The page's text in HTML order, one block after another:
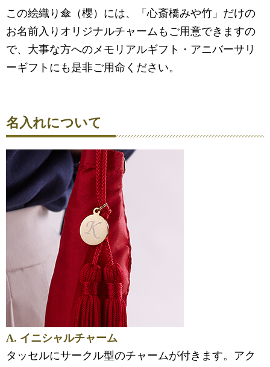
この絵織り傘（櫻）には、「心斎橋みや竹」だけの
お名前入りオリジナルチャームもご用意できますの
で、大事な方へのメモリアルギフト・アニバーサリ
ーギフトにも是非ご用命ください。
名入れについて
A. イニシャルチャーム
タッセルにサークル型のチャームが付きます。アク